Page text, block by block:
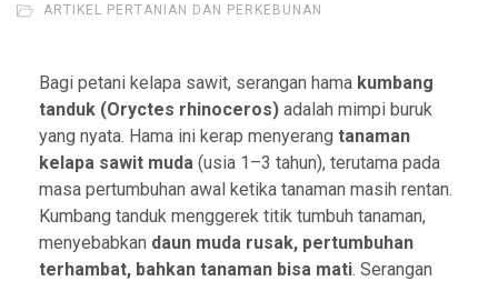
ARTIKEL PERTANIAN DAN PERKEBUNAN
Bagi petani kelapa sawit, serangan hama kumbang
tanduk (Oryctes rhinoceros) adalah mimpi buruk
yang nyata. Hama ini kerap menyerang tanaman
kelapa sawit muda (usia 1–3 tahun), terutama pada
masa pertumbuhan awal ketika tanaman masih rentan.
Kumbang tanduk menggerek titik tumbuh tanaman,
menyebabkan daun muda rusak, pertumbuhan
terhambat, bahkan tanaman bisa mati. Serangan